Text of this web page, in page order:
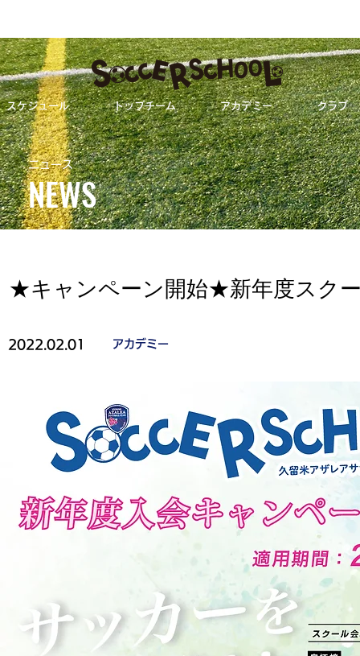
スケジュール トップチーム アカデミー クラブ
★キャンペーン開始★新年度スクール新規入会
ALL トップチーム
★キャンペーン開始★新年度スク
2022.02.01 アカデミー
NEWS
ニュース